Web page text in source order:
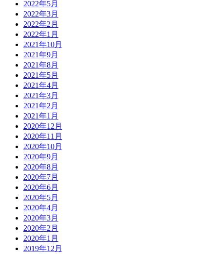
2022年5月
2022年3月
2022年2月
2022年1月
2021年10月
2021年9月
2021年8月
2021年5月
2021年4月
2021年3月
2021年2月
2021年1月
2020年12月
2020年11月
2020年10月
2020年9月
2020年8月
2020年7月
2020年6月
2020年5月
2020年4月
2020年3月
2020年2月
2020年1月
2019年12月